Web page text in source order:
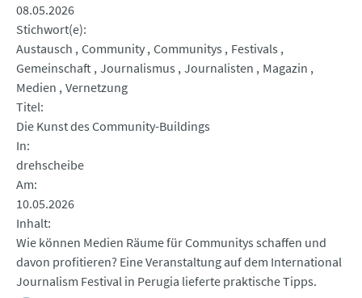
08.05.2026
Stichwort(e)
Austausch Community Communitys
Festivals
Gemeinschaft Journalismus Journalisten
Magazin
Medien Vernetzung
Titel
Die Kunst des Community-Buildings
In
drehscheibe
Am
10.05.2026
Inhalt
Wie können Medien Räume für Communitys schaffen und
davon profitieren? Eine Veranstaltung auf dem International
Journalism Festival in Perugia lieferte praktische Tipps.